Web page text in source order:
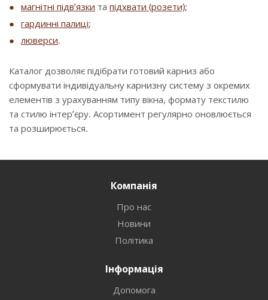
магнітні підв’язки та підхвати (розети);
гардинні палиці;
люверси.
Каталог дозволяє підібрати готовий карниз або
сформувати індивідуальну карнизну систему з окремих
елементів з урахуванням типу вікна, формату текстилю
та стилю інтер’єру. Асортимент регулярно оновлюється
та розширюється.
Компанія
Про нас
Новини
Політика
Інформація
Допомога